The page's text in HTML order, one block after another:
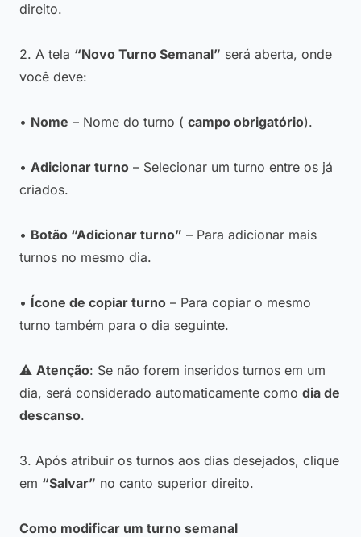
direito.
2. A tela “Novo Turno Semanal” será aberta, onde
você deve:
• Nome – Nome do turno ( campo obrigatório).
• Adicionar turno – Selecionar um turno entre os já
criados.
• Botão “Adicionar turno” – Para adicionar mais
turnos no mesmo dia.
• Ícone de copiar turno – Para copiar o mesmo
turno também para o dia seguinte.
⚠️ Atenção: Se não forem inseridos turnos em um
dia, será considerado automaticamente como dia de
descanso.
3. Após atribuir os turnos aos dias desejados, clique
em “Salvar” no canto superior direito.
Como modificar um turno semanal